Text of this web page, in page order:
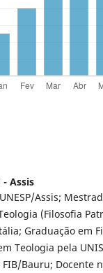
- Assis
Assis;
(Filosofia
Graduação em
Teologia pela
Bauru; Docente